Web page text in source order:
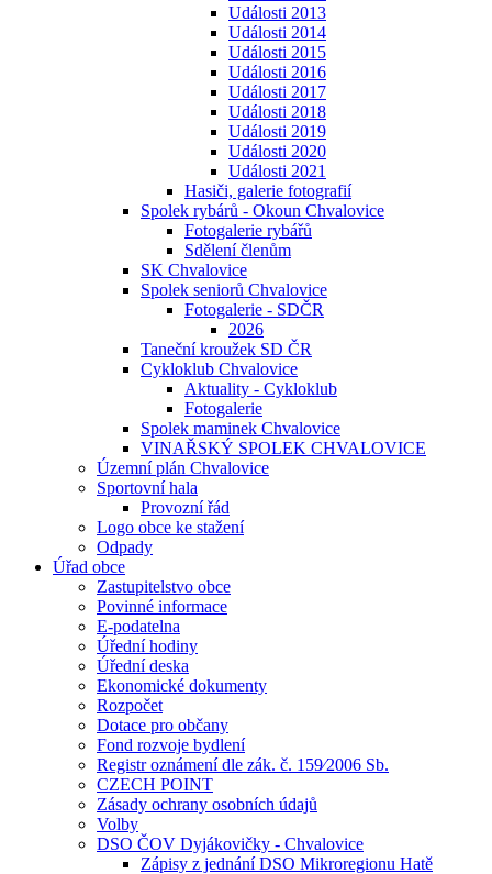
Události 2013
Události 2014
Události 2015
Události 2016
Události 2017
Události 2018
Události 2019
Události 2020
Události 2021
Hasiči, galerie fotografií
Spolek rybárů - Okoun Chvalovice
Fotogalerie rybářů
Sdělení členům
SK Chvalovice
Spolek seniorů Chvalovice
Fotogalerie - SDČR
2026
Taneční kroužek SD ČR
Cykloklub Chvalovice
Aktuality - Cykloklub
Fotogalerie
Spolek maminek Chvalovice
VINAŘSKÝ SPOLEK CHVALOVICE
Územní plán Chvalovice
Sportovní hala
Provozní řád
Logo obce ke stažení
Odpady
Úřad obce
Zastupitelstvo obce
Povinné informace
E-podatelna
Úřední hodiny
Úřední deska
Ekonomické dokumenty
Rozpočet
Dotace pro občany
Fond rozvoje bydlení
Registr oznámení dle zák. č. 159⁄2006 Sb.
CZECH POINT
Zásady ochrany osobních údajů
Volby
DSO ČOV Dyjákovičky - Chvalovice
Zápisy z jednání DSO Mikroregionu Hatě